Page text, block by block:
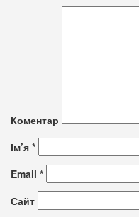
Коментар
Ім’я *
Email *
Сайт